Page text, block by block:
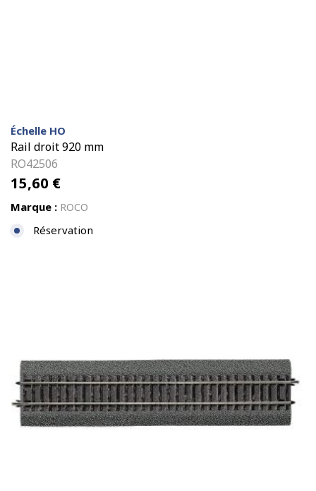
Échelle HO
Rail droit 920 mm
RO42506
15,60 €
Marque : ROCO
Réservation